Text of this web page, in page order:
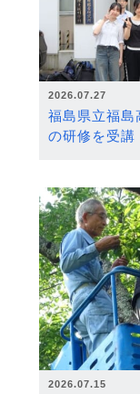
2026.07.27
福島県立福島
の研修を受講
2026.07.15